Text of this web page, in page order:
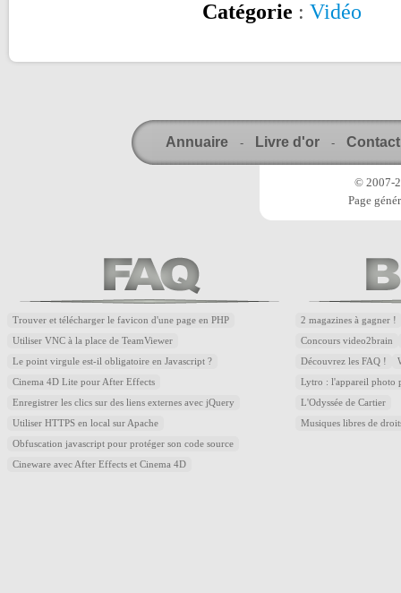
Catégorie : Vidéo
Annuaire - Livre d'or - Contact
© 2007-
Page
Trouver et télécharger le favicon d'une page en PHP
Utiliser VNC à la place de TeamViewer
Le point virgule est-il obligatoire en Javascript ?
Cinema 4D Lite pour After Effects
Enregistrer les clics sur des liens externes avec jQuery
Utiliser HTTPS en local sur Apache
Obfuscation javascript pour protéger son code source
Cineware avec After Effects et Cinema 4D
2 magazines à gagner !
Concours video2brain
Découvrez les FAQ !
Lytro : l'appareil photo
L'Odyssée de Cartier
Musiques libres de